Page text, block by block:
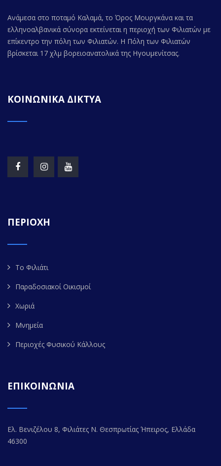
Ανάμεσα στο ποταμό Καλαμά, το Όρος Μουργκάνα και τα
ελληνοαλβανικά σύνορα εκτείνεται η περιοχή των Φιλιατών με
επίκεντρο την πόλη των Φιλιατών. Η Πόλη των Φιλιατών
βρίσκεται 17 χλμ βορειοανατολικά της Ηγουμενίτσας.
ΚΟΙΝΩΝΙΚΑ ΔΙΚΤΥΑ
ΠΕΡΙΟΧΗ
Το Φιλιάτι
Παραδοσιακοί Οικισμοί
Χωριά
Μνημεία
Περιοχές Φυσικού Κάλλους
ΕΠΙΚΟΙΝΩΝΙΑ
Ελ. Βενιζέλου 8, Φιλιάτες Ν. Θεσπρωτίας Ήπειρος, Ελλάδα
46300